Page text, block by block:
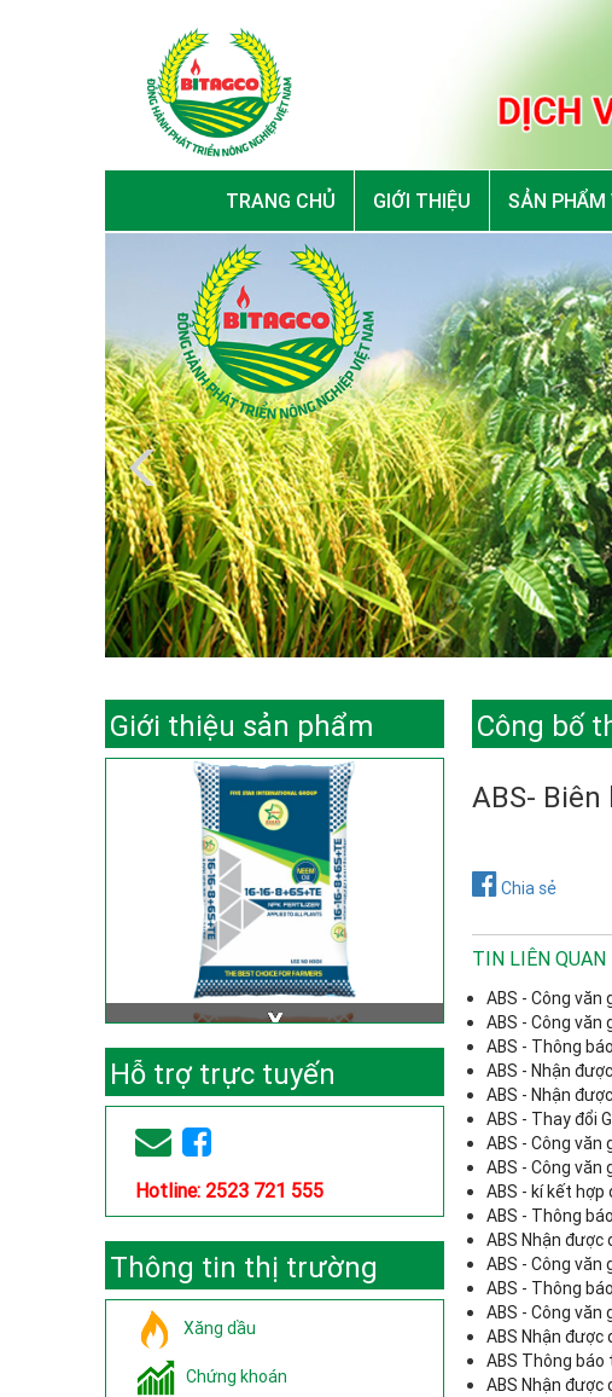
TRANG CHỦ GIỚI THIỆU SẢN PHẨM
Giới thiệu sản phẩm
Hỗ trợ trực tuyến
Hotline: 2523 721 555
Thông tin thị trường
Xăng dầu
Chứng khoán
Công bố
ABS-
Chia sẻ
TIN LIÊN QUAN
ABS - Công
ABS - Công văn
ABS - Thông
ABS - Nhận
ABS - Nhận
ABS - Thay đổi
ABS - Công văn
ABS - Công văn
ABS - kí kết hợp
ABS - Thông
ABS Nhận được
ABS - Công văn
ABS - Thông
ABS - Công văn
ABS Nhận được
ABS Thông
ABS Nhận được